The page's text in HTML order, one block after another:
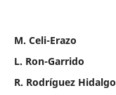
M. Celi-Erazo
L. Ron-Garrido
R. Rodríguez Hidalgo